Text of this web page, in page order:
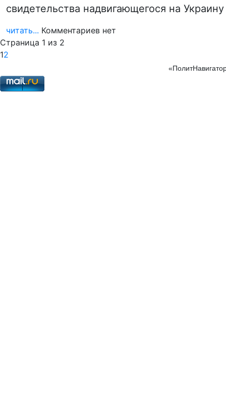
свидетельства надвигающегося на
читать... Комментариев нет
Страница 1 из 2
12